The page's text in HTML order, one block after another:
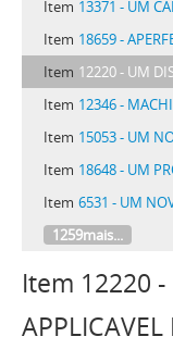
Item 13371 - UM CABIDE
Item 18659 -
Item 12220 - UM DISPOSITIVO
Item 12346 - MACHINA DE
Item 15053 - UM NOVO
Item 18648 - UM PROCESSO E
Item 6531 - UM NOVO DISPOSITIVO PARA
1259mais...
Item 12220 -